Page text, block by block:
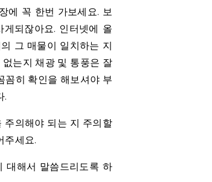
에 꼭 한번 가보세요. 보
되잖아요. 인터넷에 올
그 매물이 일치하는 지
는지 채광 및 통풍은 잘
꼼히 확인을 해보셔야 부
.
주의해야 되는 지 주의할
주세요.
대해서 말씀드리도록 하